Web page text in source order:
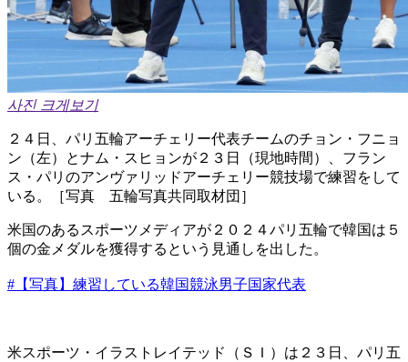
사진 크게보기
２４日、パリ五輪アーチェリー代表チームのチョン・フニョ
ン（左）とナム・スヒョンが２３日（現地時間）、フラン
ス・パリのアンヴァリッドアーチェリー競技場で練習をして
いる。［写真 五輪写真共同取材団］
米国のあるスポーツメディアが２０２４パリ五輪で韓国は５
個の金メダルを獲得するという見通しを出した。
#【写真】練習している韓国競泳男子国家代表
米スポーツ・イラストレイテッド（ＳＩ）は２３日、パリ五